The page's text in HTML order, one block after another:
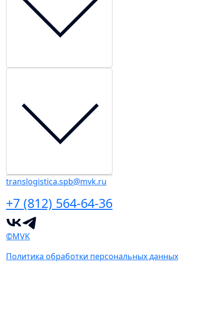
translogistica.spb@mvk.ru
+7 (812) 564-64-36
©MVK
Политика обработки персональных данных